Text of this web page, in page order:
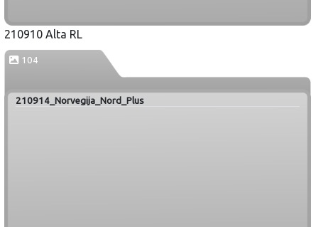
210910 Alta RL
104
210914_Norvegija_Nord_Plus